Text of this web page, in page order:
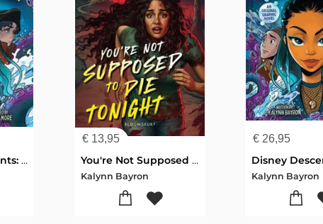
Disney Descendants: A Lost Revenge
€13,95
You're Not Supposed to Die Tonight
Kalynn Bayron
€26,95
Kalynn Bayron